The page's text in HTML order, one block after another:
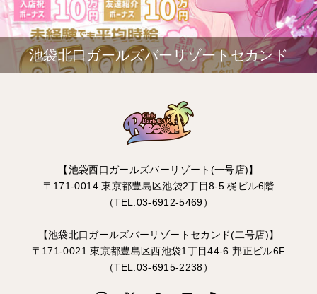
池袋北口ガールズバーリゾートセカンド
【池袋西口ガールズバーリゾート(一号店)】
〒171-0014 東京都豊島区池袋2丁目8-5 梶ビル6階
（TEL:03-6912-5469）
【池袋北口ガールズバーリゾートセカンド(二号店)】
〒171-0021 東京都豊島区西池袋1丁目44-6 邦正ビル6F
（TEL:03-6915-2238）